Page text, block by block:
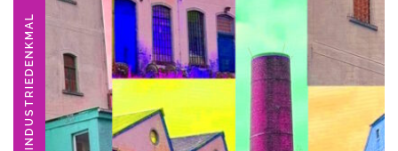
INDUSTRIEDENKMAL